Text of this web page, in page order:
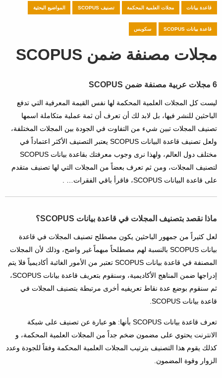
قاعدة بيانات مجلات العلمية المحكمة تصنيف SCOPUS المواضيع البحثية
قاعدة بيانات SCOPUS سكوبس
مجلات مصنفة ضمن SCOPUS
6 مجلات عربية مصنفة ضمن SCOPUS
ليست كل المجلات العلمية المحكمة لها نفس القيمة المعرفية التي تدفع
الباحثين للنشر فيها، بل لابد لك أن تعرف أن ثمة عملية متكاملة اسمها
تصنيف المجلات تبين شيء من التفاوت في الجودة بين المجلات المختلفة،
ولعل تصنيف قاعدة البيانات SCOPUS يعتبر التصنيف الأكثر اعتماداً في
مختلف دول العالم، ولهذا نرى وجوب معرفتك بقاعدة بيانات SCOPUS
لتصنيف المجلات، ومن ثم تعرف بعضاً من المجلات التي لها تصنيف متقدم
على قاعدة البيانات SCOPUS، فاقرأ باقي الفقرات… .
ماذا نقصد بتصنيف المجلات في قاعدة بيانات SCOPUS؟
لعل كثيراً من جمهور الباحثين يكون مصطلح تصنيف المجلات في قاعدة
بيانات SCOPUS بالنسبة لهم مصطلحاً مبهماً غير واضح، وذلك لأن المجلات
المصنفة في قاعدة بيانات SCOPUS تعتبر من الأمور الغائبة أكاديمياً فلا يتم
إدراجها ضمن المناهج الأكاديمية، وسنقوم بتعريف قاعدة بيانات SCOPUS،
ثم سنقوم بوضع عدة نقاط تعريفيه أخرى مرتبطة بتصنيف المجلات في
قاعدة بيانات SCOPUS.
تعرف قاعدة بيانات SCOPUS بأنها: هو عبارة عن تصنيف على شبكة
الانترنت يحتوي على مضمون ضخم جداً من المجلات العلمية المحكمة، و
كذلك يقوم هذا التصنيف بترتيب المجلات العلمية المحكمة وفقاً للجودة وعدد
الزوار وقوة المضمون.